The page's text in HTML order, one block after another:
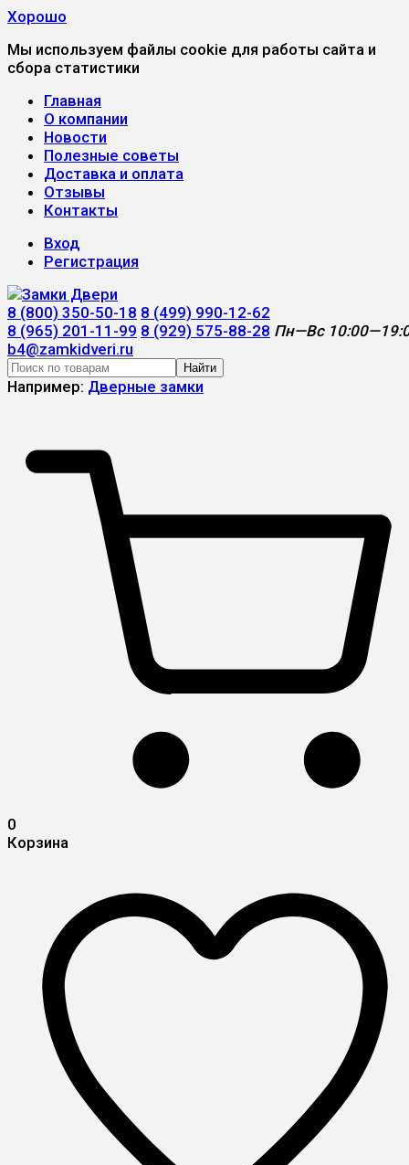
Хорошо
Мы используем файлы cookie для работы сайта и
сбора статистики
Главная
О компании
Новости
Полезные советы
Доставка и оплата
Отзывы
Контакты
Вход
Регистрация
8 (800) 350-50-18 8 (499) 990-12-62
8 (965) 201-11-99 8 (929) 575-88-28 Пн—Вс
b4@zamkidveri.ru
Найти
Например: Дверные замки
0
Корзина